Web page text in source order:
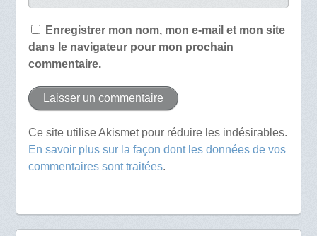
Enregistrer mon nom, mon e-mail et mon site
dans le navigateur pour mon prochain
commentaire.
Ce site utilise Akismet pour réduire les indésirables.
En savoir plus sur la façon dont les données de vos
commentaires sont traitées.